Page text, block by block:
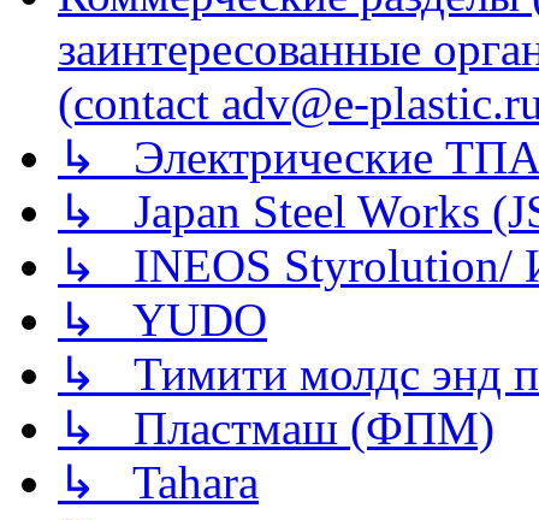
заинтересованные
(contact adv@e-
↳ Электрические
↳ Japan Steel Works
↳ INEOS
↳ YUDO
↳ Тимити молдс энд
↳ Пластмаш (ФПМ)
↳ Tahara